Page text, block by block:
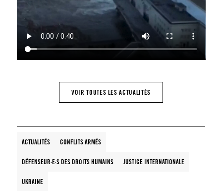
VOIR TOUTES LES ACTUALITÉS
ACTUALITÉS CONFLITS ARMÉS
DÉFENSEUR·E·S DES DROITS HUMAINS JUSTICE INTERNATIONALE
UKRAINE